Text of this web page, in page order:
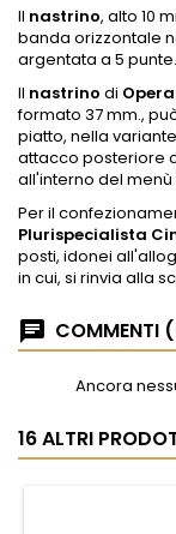
Il nastrino, alto 10
banda orizzontale
argentata a 5 punte.
Il nastrino di
formato 37 mm.,
piatto, nella
attacco posteriore
all'interno del menù
Per il
Plurispecialista
posti, idonei
in cui, si rinvia alla
COMMENTI
Ancora
16 ALTRI